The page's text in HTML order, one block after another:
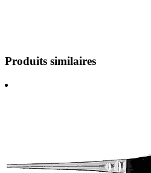
Produits similaires